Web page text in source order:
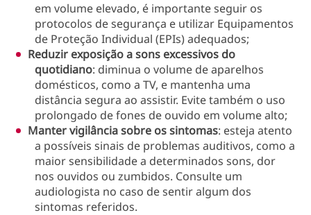
em volume elevado, é importante seguir os
protocolos de segurança e utilizar Equipamentos
de Proteção Individual (EPIs) adequados;
Reduzir exposição a sons excessivos do
quotidiano: diminua o volume de aparelhos
domésticos, como a TV, e mantenha uma
distância segura ao assistir. Evite também o uso
prolongado de fones de ouvido em volume alto;
Manter vigilância sobre os sintomas: esteja atento
a possíveis sinais de problemas auditivos, como a
maior sensibilidade a determinados sons, dor
nos ouvidos ou zumbidos. Consulte um
audiologista no caso de sentir algum dos
sintomas referidos.